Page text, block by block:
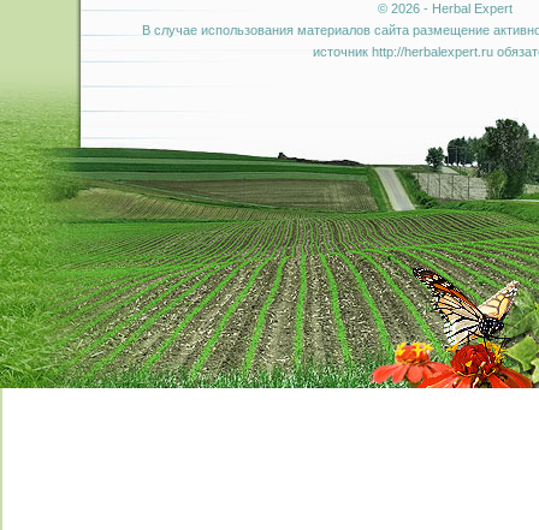
© 2026 - Herbal Expert
В случае использования материалов сайта размещение
источник http://herbalexpert.ru